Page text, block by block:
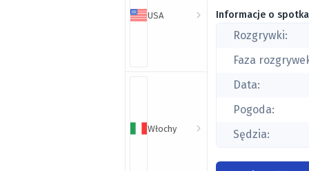
USA
Włochy
Informacje o
Rozgrywki:
Faza
Data:
Pogoda:
Sędzia: